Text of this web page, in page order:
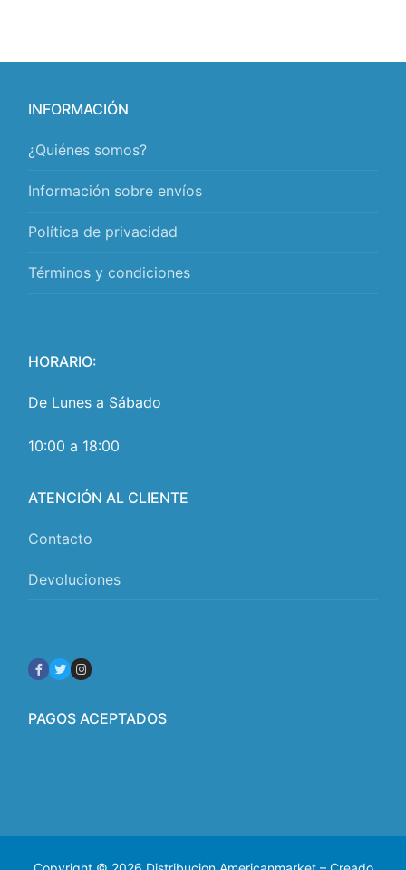
INFORMACIÓN
¿Quiénes somos?
Información sobre envíos
Política de privacidad
Términos y condiciones
HORARIO:
De Lunes a Sábado
10:00 a 18:00
ATENCIÓN AL CLIENTE
Contacto
Devoluciones
PAGOS ACEPTADOS